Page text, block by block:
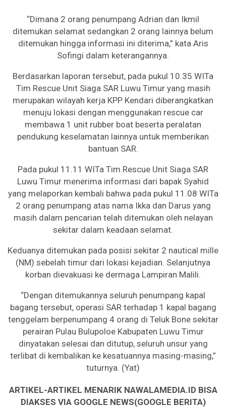
“Dimana 2 orang penumpang Adrian dan Ikmil
ditemukan selamat sedangkan 2 orang lainnya belum
ditemukan hingga informasi ini diterima,” kata Aris
Sofingi dalam keterangannya.
Berdasarkan laporan tersebut, pada pukul 10.35 WITa
Tim Rescue Unit Siaga SAR Luwu Timur yang masih
merupakan wilayah kerja KPP Kendari diberangkatkan
menuju lokasi dengan menggunakan rescue car
membawa 1 unit rubber boat beserta peralatan
pendukung keselamatan lainnya untuk memberikan
bantuan SAR.
Pada pukul 11.11 WITa Tim Rescue Unit Siaga SAR
Luwu Timur menerima informasi dari bapak Syahid
yang melaporkan kembali bahwa pada pukul 11.08 WITa
2 orang penumpang atas nama Ikka dan Darus yang
masih dalam pencarian telah ditemukan oleh nelayan
sekitar dalam keadaan selamat.
Keduanya ditemukan pada posisi sekitar 2 nautical mille
(NM) sebelah timur dari lokasi kejadian. Selanjutnya
korban dievakuasi ke dermaga Lampiran Malili.
“Dengan ditemukannya seluruh penumpang kapal
bagang tersebut, operasi SAR terhadap 1 kapal bagang
tenggelam berpenumpang 4 orang di Teluk Bone sekitar
perairan Pulau Bulupoloe Kabupaten Luwu Timur
dinyatakan selesai dan ditutup, seluruh unsur yang
terlibat di kembalikan ke kesatuannya masing-masing,”
tuturnya. (Yat)
ARTIKEL-ARTIKEL MENARIK NAWALAMEDIA.ID BISA
DIAKSES VIA GOOGLE NEWS(GOOGLE BERITA)